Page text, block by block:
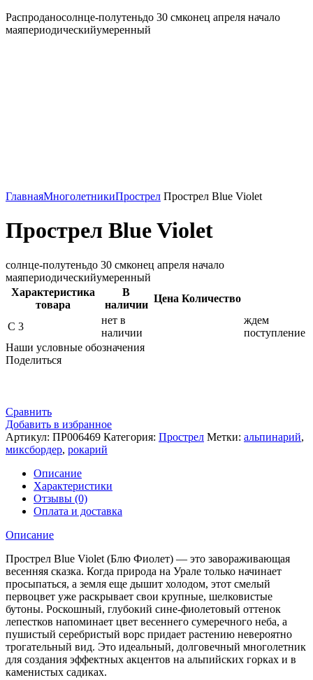
Распроданосолнце-полутеньдо 30 смконец апреля начало
маяпериодическийумеренный
ГлавнаяМноголетникиПрострел Прострел Blue Violet
Прострел Blue Violet
солнце-полутеньдо 30 смконец апреля начало
маяпериодическийумеренный
Характеристика
товара
В
наличии
Цена Количество
С 3
нет в
наличии
ждем
поступление
Наши условные обозначения
Поделиться
Сравнить
Добавить в избранное
Артикул: ПР006469 Категория: Прострел Метки: альпинарий,
миксбордер, рокарий
Описание
Характеристики
Отзывы (0)
Оплата и доставка
Описание
Прострел Blue Violet (Блю Фиолет) — это завораживающая
весенняя сказка. Когда природа на Урале только начинает
просыпаться, а земля еще дышит холодом, этот смелый
первоцвет уже раскрывает свои крупные, шелковистые
бутоны. Роскошный, глубокий сине-фиолетовый оттенок
лепестков напоминает цвет весеннего сумеречного неба, а
пушистый серебристый ворс придает растению невероятно
трогательный вид. Это идеальный, долговечный многолетник
для создания эффектных акцентов на альпийских горках и в
каменистых садиках.